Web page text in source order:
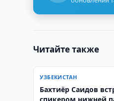
Читайте также
УЗБЕКИСТАН
Бахтиёр Саидов